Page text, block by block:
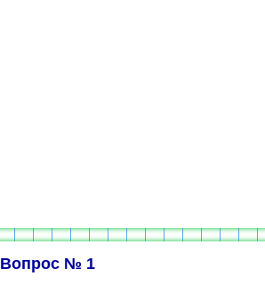
Вопрос № 1